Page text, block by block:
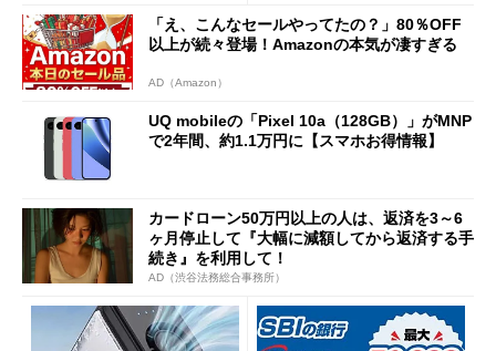
「え、こんなセールやってたの？」80％OFF
以上が続々登場！Amazonの本気が凄すぎる
AD（Amazon）
UQ mobileの「Pixel 10a（128GB）」がMNP
で2年間、約1.1万円に【スマホお得情報】
カードローン50万円以上の人は、返済を3～6
ヶ月停止して『大幅に減額してから返済する手
続き』を利用して！
AD（渋谷法務総合事務所）